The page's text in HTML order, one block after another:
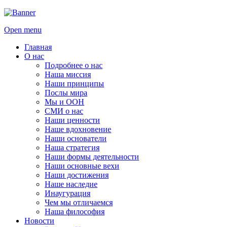
Open menu
Главная
О нас
Подробнее о нас
Наша миссия
Наши принципы
Послы мира
Мы и ООН
СМИ о нас
Наши ценности
Наше вдохновение
Наши основатели
Наша стратегия
Наши формы деятельности
Наши основные вехи
Наши достижения
Наше наследие
Инаугурация
Чем мы отличаемся
Наша философия
Новости